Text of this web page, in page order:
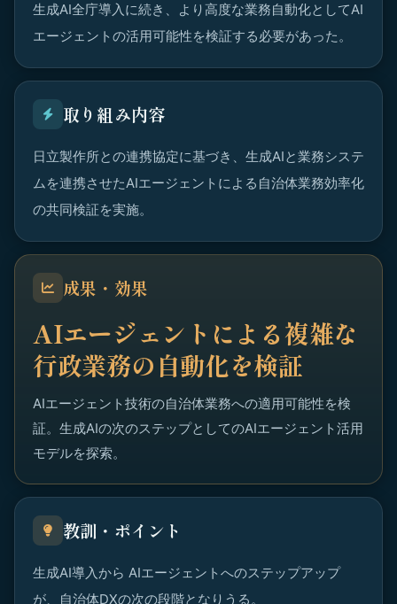
生成AI全庁導入に続き、より高度な業務自動化としてAI
エージェントの活用可能性を検証する必要があった。
取り組み内容
日立製作所との連携協定に基づき、生成AIと業務システ
ムを連携させたAIエージェントによる自治体業務効率化
の共同検証を実施。
成果・効果
AIエージェントによる複雑な
行政業務の自動化を検証
AIエージェント技術の自治体業務への適用可能性を検
証。生成AIの次のステップとしてのAIエージェント活用
モデルを探索。
教訓・ポイント
生成AI導入から AIエージェントへのステップアップ
が、自治体DXの次の段階となりうる。